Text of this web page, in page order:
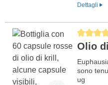
e degli
medici,
vegano e
Dettagli
Average
Olio
sono
ug